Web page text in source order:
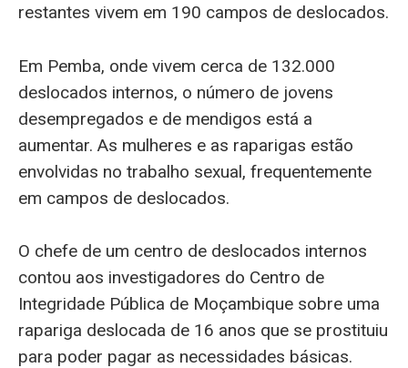
restantes vivem em 190 campos de deslocados.
Em Pemba, onde vivem cerca de 132.000
deslocados internos, o número de jovens
desempregados e de mendigos está a
aumentar. As mulheres e as raparigas estão
envolvidas no trabalho sexual, frequentemente
em campos de deslocados.
O chefe de um centro de deslocados internos
contou aos investigadores do Centro de
Integridade Pública de Moçambique sobre uma
rapariga deslocada de 16 anos que se prostituiu
para poder pagar as necessidades básicas.